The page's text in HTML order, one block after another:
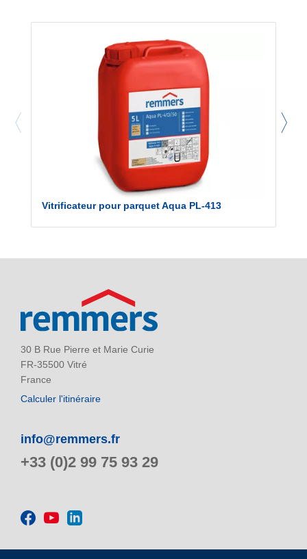
Vitrificateur pour parquet Aqua PL-413
30 B Rue Pierre et Marie Curie
FR-35500 Vitré
France
Calculer l'itinéraire
info@remmers.fr
+33 (0)2 99 75 93 29